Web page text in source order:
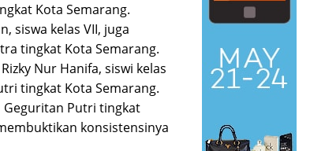
Kota Semarang.
siswa kelas VII, juga
tingkat Kota Semarang.
Nur Hanifa, siswi kelas
tingkat Kota Semarang.
Geguritan Putri tingkat
konsistensinya